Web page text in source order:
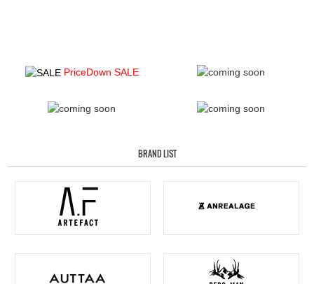
PriceDown SALE
BRAND LIST